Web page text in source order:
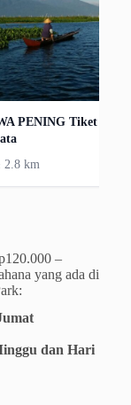
PENING Tiket & 4
2.8 km
–
yang ada di
dan Hari